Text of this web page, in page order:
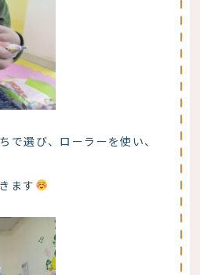
で選び、ローラーを使い、
ます